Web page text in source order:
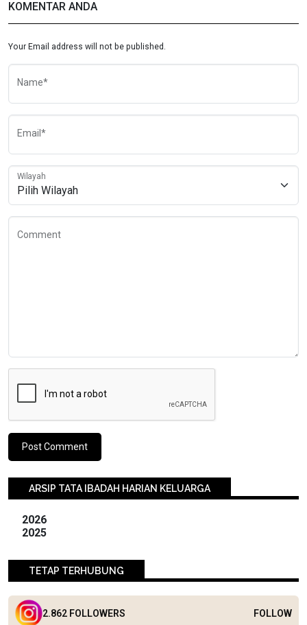
KOMENTAR ANDA
Your Email address will not be published.
Name*
Email*
Wilayah
Comment
ARSIP TATA IBADAH HARIAN KELUARGA
2026
2025
TETAP TERHUBUNG
2.862 FOLLOWERS FOLLOW